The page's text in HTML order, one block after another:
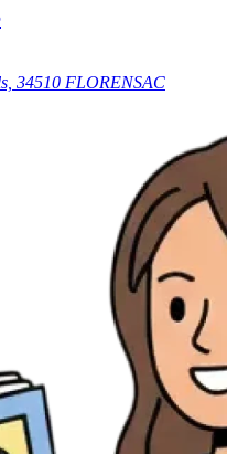
34510 FLORENSAC